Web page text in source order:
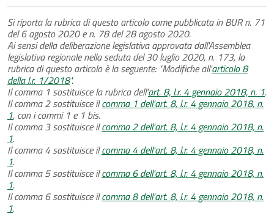
Si riporta la rubrica di questo articolo come pubblicata in BUR n. 71
del 6 agosto 2020 e n. 78 del 28 agosto 2020.
Ai sensi della deliberazione legislativa approvata dall'Assemblea
legislativa regionale nella seduta del 30 luglio 2020, n. 173, la
rubrica di questo articolo è la seguente: "Modifiche all'articolo 8
della l.r. 1/2018".
Il comma 1 sostituisce la rubrica dell'art. 8, l.r. 4 gennaio 2018, n. 1.
Il comma 2 sostituisce ilcomma 1 dell'art. 8, l.r. 4 gennaio 2018, n.
1, con i commi 1 e 1 bis.
Il comma 3 sostituisce ilcomma 2 dell'art. 8, l.r. 4 gennaio 2018, n.
1.
Il comma 4 sostituisce ilcomma 4 dell'art. 8, l.r. 4 gennaio 2018, n.
1.
Il comma 5 sostituisce ilcomma 6 dell'art. 8, l.r. 4 gennaio 2018, n.
1.
Il comma 6 sostituisce ilcomma 8 dell'art. 8, l.r. 4 gennaio 2018, n.
1.